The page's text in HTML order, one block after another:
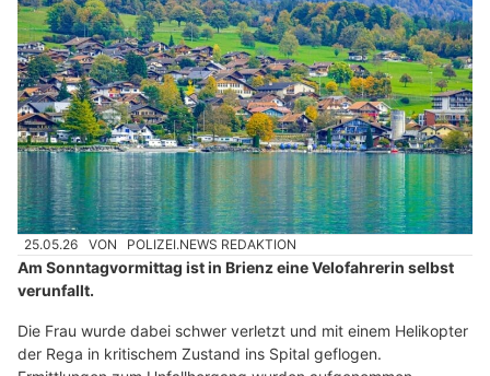
25.05.26 VON POLIZEI.NEWS REDAKTION
Am Sonntagvormittag ist in Brienz eine Velofahrerin selbst
verunfallt.
Die Frau wurde dabei schwer verletzt und mit einem Helikopter
der Rega in kritischem Zustand ins Spital geflogen.